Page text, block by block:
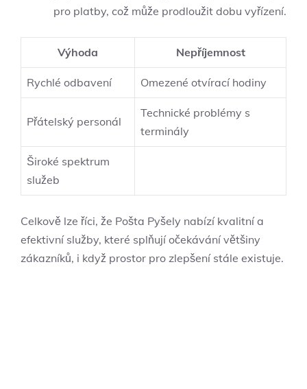
pro platby, což může prodloužit dobu vyřízení.
Výhoda Nepříjemnost
Rychlé odbavení Omezené otvírací hodiny
Přátelský personál
Technické problémy s
terminály
Široké spektrum
služeb
Celkově lze říci, že Pošta Pyšely nabízí kvalitní a
efektivní služby, které splňují očekávání většiny
zákazníků, i když prostor pro zlepšení stále existuje.